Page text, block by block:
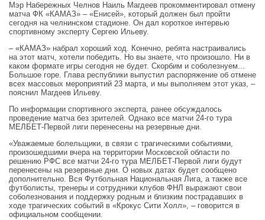
Мэр Набережных Челнов Наиль Магдеев прокомментировал отмену
матча ФК «КАМАЗ» – «Енисей», который должен был пройти
сегодня на челнинском стадионе. Он дал короткое интервью
спортивному эксперту Сергею Ильеву.
– «КАМАЗ» набрал хороший ход. Конечно, ребята настраивались
на этот матч, хотели победить. Но вы знаете, что произошло. Ни в
каком формате игры сегодня не будет. Скорбим и соболезнуем...
Большое горе. Глава республики выпустил распоряжение об отмене
всех массовых мероприятий 23 марта, и мы выполняем этот указ, –
пояснил Магдеев Ильеву.
По информации спортивного эксперта, ранее обсуждалось
проведение матча без зрителей. Однако все матчи 24-го тура
МЕЛБЕТ-Первой лиги перенесены на резервные дни.
«Уважаемые болельщики, в связи с трагическими событиями,
произошедшими вчера на территории Московской области по
решению РФС все матчи 24-го тура МЕЛБЕТ-Первой лиги будут
перенесены на резервные дни. О новых датах будет сообщено
дополнительно. Вся Футбольная Национальная Лига, а также все
футболисты, тренеры и сотрудники клубов ФНЛ выражают свои
соболезнования и поддержку родным и близким пострадавших в
ходе трагических событий в «Крокус Сити Холл», – говорится в
официальном сообщении.